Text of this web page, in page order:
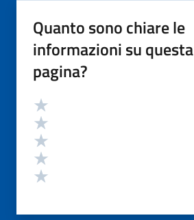
Quanto sono chiare le
informazioni su questa
pagina?
Valutazione